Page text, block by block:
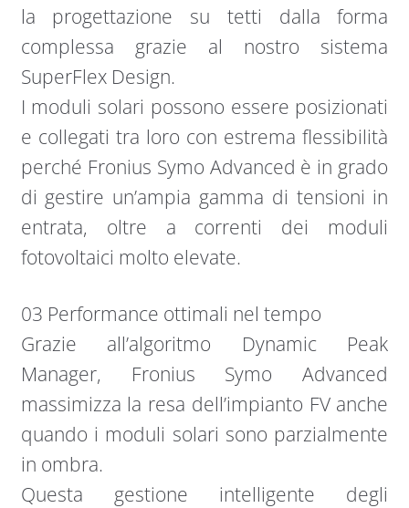
la progettazione su tetti dalla forma
complessa grazie al nostro sistema
SuperFlex Design.
I moduli solari possono essere posizionati
e collegati tra loro con estrema flessibilità
perché Fronius Symo Advanced è in grado
di gestire un’ampia gamma di tensioni in
entrata, oltre a correnti dei moduli
fotovoltaici molto elevate.
03 Performance ottimali nel tempo
Grazie all’algoritmo Dynamic Peak
Manager, Fronius Symo Advanced
massimizza la resa dell’impianto FV anche
quando i moduli solari sono parzialmente
in ombra.
Questa gestione intelligente degli